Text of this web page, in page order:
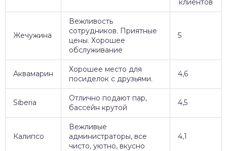
клиентов
Жечужина
Вежливость
сотрудников. Приятные
цены. Хорошее
обслуживание
5
Аквамарин
Хорошее место для
посиделок с друзьями.
4,6
Siberia
Отлично подают пар,
бассейн крутой
4,5
Калипсо
Вежливые
администраторы, все
чисто, уютно, вкусно
4,1